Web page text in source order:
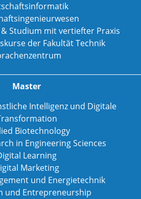
Studium mit vertiefter Praxis
der Fakultät Technik
Master
Intelligenz und Digitale
Biotechnology
in Engineering Sciences
Learning
Marketing
und Energietechnik
und Entrepreneurship